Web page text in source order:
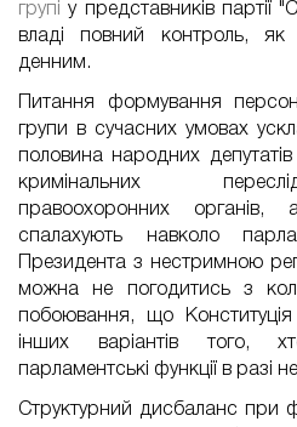
групі
у представників партії
владі повний контроль,
денним.
Питання формування
групи в сучасних умовах
половина народних
кримінальних
правоохоронних органів,
спалахують навколо
Президента з нестримною
можна не погодитись з
побоювання, що
інших варіантів того,
парламентські функції в раз
Структурний дисбаланс при